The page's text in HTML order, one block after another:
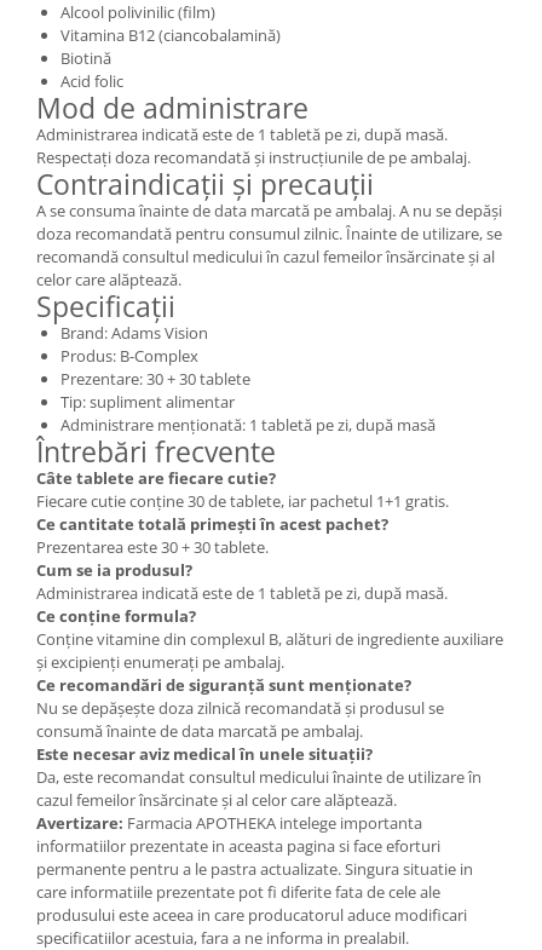
Alcool polivinilic (film)
Vitamina B12 (ciancobalamină)
Biotină
Acid folic
Mod de administrare
Administrarea indicată este de 1 tabletă pe zi, după masă.
Respectați doza recomandată și instrucțiunile de pe ambalaj.
Contraindicații și precauții
A se consuma înainte de data marcată pe ambalaj. A nu se depăși
doza recomandată pentru consumul zilnic. Înainte de utilizare, se
recomandă consultul medicului în cazul femeilor însărcinate și al
celor care alăptează.
Specificații
Brand: Adams Vision
Produs: B-Complex
Prezentare: 30 + 30 tablete
Tip: supliment alimentar
Administrare menționată: 1 tabletă pe zi, după masă
Întrebări frecvente
Câte tablete are fiecare cutie?
Fiecare cutie conține 30 de tablete, iar pachetul 1+1 gratis.
Ce cantitate totală primești în acest pachet?
Prezentarea este 30 + 30 tablete.
Cum se ia produsul?
Administrarea indicată este de 1 tabletă pe zi, după masă.
Ce conține formula?
Conține vitamine din complexul B, alături de ingrediente auxiliare
și excipienți enumerați pe ambalaj.
Ce recomandări de siguranță sunt menționate?
Nu se depășește doza zilnică recomandată și produsul se
consumă înainte de data marcată pe ambalaj.
Este necesar aviz medical în unele situații?
Da, este recomandat consultul medicului înainte de utilizare în
cazul femeilor însărcinate și al celor care alăptează.
Avertizare: Farmacia APOTHEKA intelege importanta
informatiilor prezentate in aceasta pagina si face eforturi
permanente pentru a le pastra actualizate. Singura situatie in
care informatiile prezentate pot fi diferite fata de cele ale
produsului este aceea in care producatorul aduce modificari
specificatiilor acestuia, fara a ne informa in prealabil.